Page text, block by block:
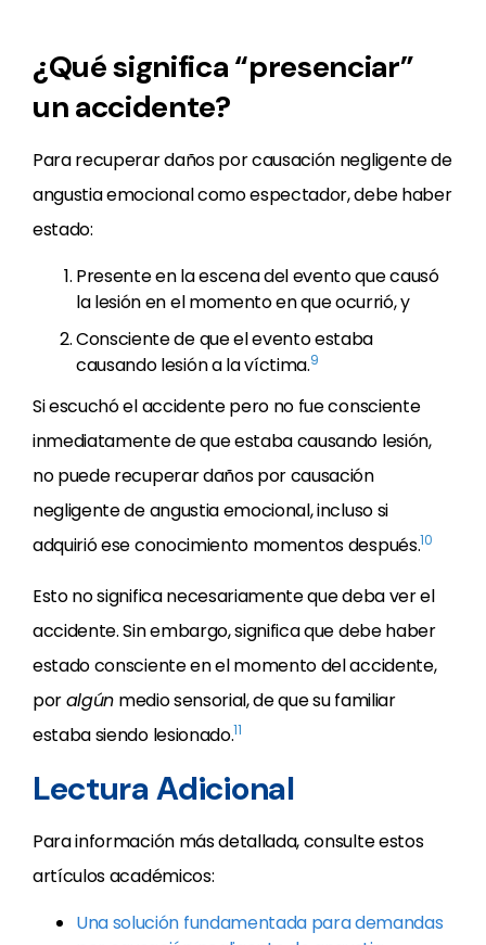
¿Qué significa “presenciar”
un accidente?
Para recuperar daños por causación negligente de
angustia emocional como espectador, debe haber
estado:
Presente en la escena del evento que causó
la lesión en el momento en que ocurrió, y
Consciente de que el evento estaba
causando lesión a la víctima.9
Si escuchó el accidente pero no fue consciente
inmediatamente de que estaba causando lesión,
no puede recuperar daños por causación
negligente de angustia emocional, incluso si
adquirió ese conocimiento momentos después.10
Esto no significa necesariamente que deba ver el
accidente. Sin embargo, significa que debe haber
estado consciente en el momento del accidente,
poralgún medio sensorial, de que su familiar
estaba siendo lesionado.11
Lectura Adicional
Para información más detallada, consulte estos
artículos académicos:
Una solución fundamentada para demandas